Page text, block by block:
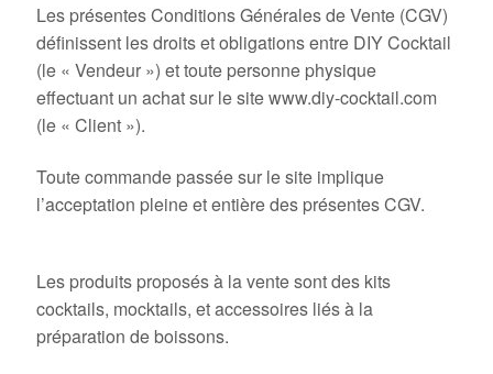
Les présentes Conditions Générales de Vente (CGV)
définissent les droits et obligations entre DIY Cocktail
(le « Vendeur ») et toute personne physique
effectuant un achat sur le site www.diy-cocktail.com
(le « Client »).
Toute commande passée sur le site implique
l’acceptation pleine et entière des présentes CGV.
Les produits proposés à la vente sont des kits
cocktails, mocktails, et accessoires liés à la
préparation de boissons.